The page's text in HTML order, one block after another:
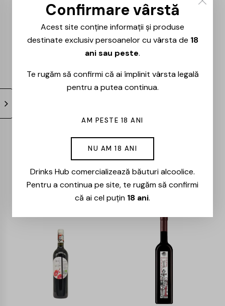
lei 101,00lei 91,00 lei 77,00
Univers – Merlot –
0.75L
61,00lei 52,00lei
-15%
Cote – Rouge –
Cabernet Sauvignon
& Merlot – 0.75l
74,00lei 63,00lei
Confirmare vârstă
Acest site conține informații și produse
destinate exclusiv persoanelor cu vârsta de 18
ani sau peste.
Te rugăm să confirmi că ai împlinit vârsta legală
pentru a putea continua.
AM PESTE 18 ANI
NU AM 18 ANI
Drinks Hub comercializează băuturi alcoolice.
Pentru a continua pe site, te rugăm să confirmi
că ai cel puțin 18 ani.